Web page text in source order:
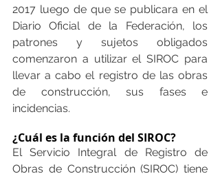
2017 luego de que se publicara en el
Diario Oficial de la Federación, los
patrones y sujetos obligados
comenzaron a utilizar el SIROC para
llevar a cabo el registro de las obras
de construcción, sus fases e
incidencias.
¿Cuál es la función del SIROC?
El Servicio Integral de Registro de
Obras de Construcción (SIROC) tiene